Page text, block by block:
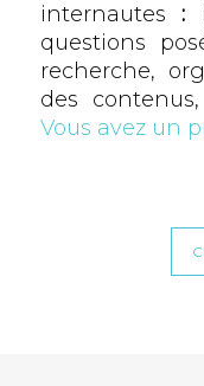
internautes :
questions
recherche,
des
Vous avez un